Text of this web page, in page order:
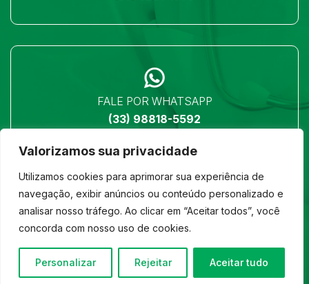
Valorizamos sua privacidade
Utilizamos cookies para aprimorar sua experiência de
navegação, exibir anúncios ou conteúdo personalizado e
analisar nosso tráfego. Ao clicar em “Aceitar todos”, você
concorda com nosso uso de cookies.
Personalizar Rejeitar Aceitar tudo
FALE POR WHATSAPP
(33) 98818-5592
LOCALIZAÇÃO